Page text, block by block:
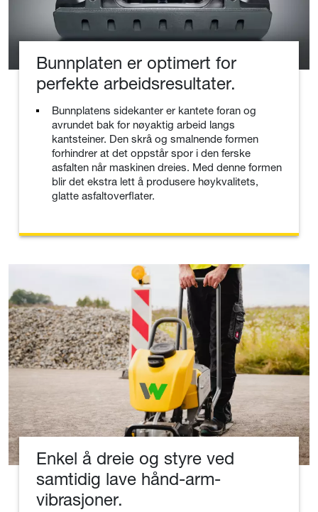
Bunnplaten er optimert for
perfekte arbeidsresultater.
Bunnplatens sidekanter er kantete foran og
avrundet bak for nøyaktig arbeid langs
kantsteiner. Den skrå og smalnende formen
forhindrer at det oppstår spor i den ferske
asfalten når maskinen dreies. Med denne formen
blir det ekstra lett å produsere høykvalitets,
glatte asfaltoverflater.
Enkel å dreie og styre ved
samtidig lave hånd-arm-
vibrasjoner.